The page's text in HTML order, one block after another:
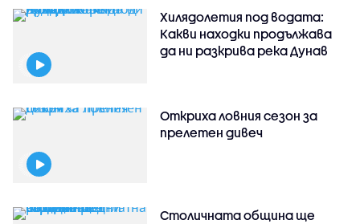
Хилядолетия под водата:
Какви находки продължава
да ни разкрива река Дунав
Откриха ловния сезон за
прелетен дивеч
Столичната община ще